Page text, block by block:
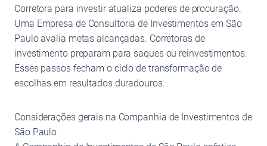
Corretora para investir atualiza poderes de procuração.
Uma Empresa de Consultoria de Investimentos em São
Paulo avalia metas alcançadas. Corretoras de
investimento preparam para saques ou reinvestimentos.
Esses passos fecham o ciclo de transformação de
escolhas em resultados duradouros.
Considerações gerais na Companhia de Investimentos de
São Paulo